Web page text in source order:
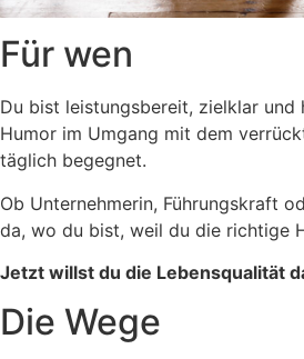
Für wen
Du bist leistungsbereit, zielklar und
Humor im Umgang mit dem
täglich begegnet.
Ob Unternehmerin, Führungskraft
da, wo du bist, weil du die richtige
Jetzt willst du die Lebensqualität
Die Wege